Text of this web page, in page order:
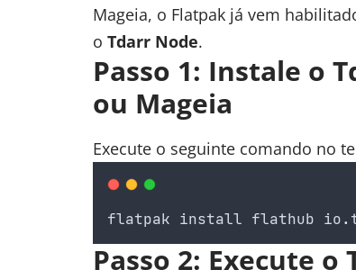
Mageia, o Flatpak já vem
o Tdarr Node.
Passo 1: Instale o
ou Mageia
Execute o seguinte comando no
flatpak install flathub io.
Passo 2: Execute o